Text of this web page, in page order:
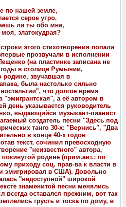
по нашей земле,
серое утро.
ли ты обо мне,
златокудрая?
этого стихотворения попали
прозвучали в исполнении
(на пластинке записана не
в столице Румынии,
родине, звучавшая в
была настолько сильно
что долгое время
"эмигрантская", а её автором в
день указывается руководитель
выдающийся музыкант-пианист
создатель песни "Здесь под
танго 30-х: "Вернись", "Два
в конце 40-х годов
текст, сочинил превосходную
"неизвестного" автора,
родине (прим.авт.: по
приходу соц. прав-ва к власти в
эмигрировал в США). Довольно
"недоступной" широкой
знаменитой песни менялись
всегда оставался прежним, вот так
грусть и тоска по дому, в